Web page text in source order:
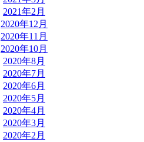
2021年2月
2020年12月
2020年11月
2020年10月
2020年8月
2020年7月
2020年6月
2020年5月
2020年4月
2020年3月
2020年2月